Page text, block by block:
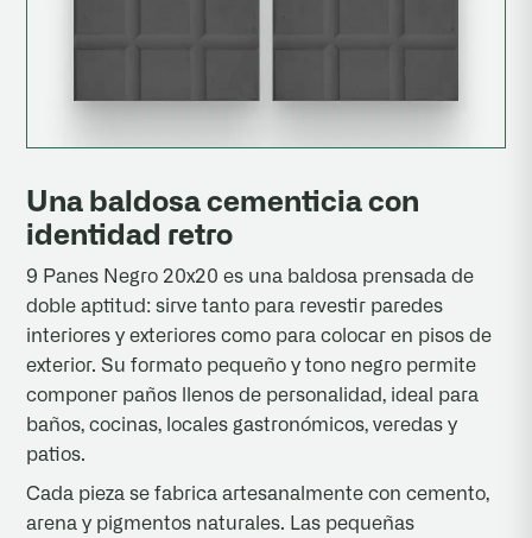
Una baldosa cementicia con
identidad retro
9 Panes Negro 20x20 es una baldosa prensada de
doble aptitud: sirve tanto para revestir paredes
interiores y exteriores como para colocar en pisos de
exterior. Su formato pequeño y tono negro permite
componer paños llenos de personalidad, ideal para
baños, cocinas, locales gastronómicos, veredas y
patios.
Cada pieza se fabrica artesanalmente con cemento,
arena y pigmentos naturales. Las pequeñas